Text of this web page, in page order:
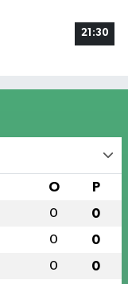
21:30
O P
0 0
0 0
0 0